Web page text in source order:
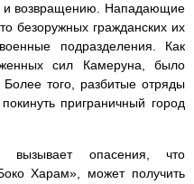
и возвращению. Нападающие
безоружных гражданских их
подразделения. Как
сил Камеруна, было
того, разбитые отряды
приграничный город
вызывает опасения, что
Харам», может получить